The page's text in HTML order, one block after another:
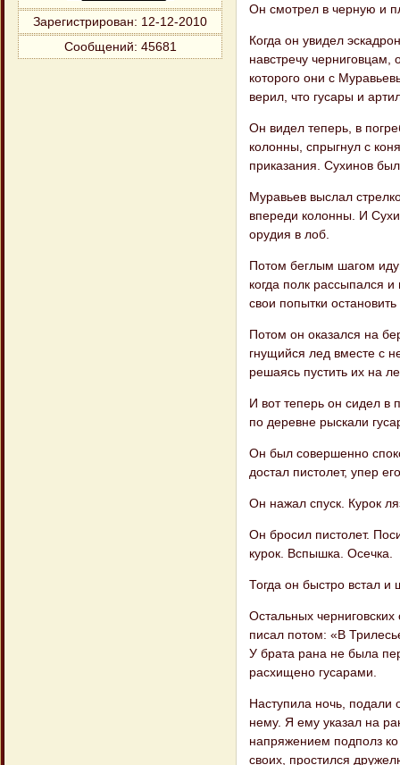
Зарегистрирован: 12-12-2010
Сообщений: 45681
Он смотрел в черную и
Когда он увидел
навстречу
которого они с
верил, что гусары и
Он видел теперь, в
колонны, спрыгнул с
приказания. Сухинов
Муравьев выслал
впереди ко​лонны. И
орудия в лоб.
Потом беглым шагом
когда полк рассыпался
свои попытки
Потом он оказался на
гнущийся лед вместе с
решаясь пустить их на
И вот теперь он сидел в
по деревне рыскали
Он был совершенно
достал пистолет, упер
Он нажал спуск. Курок
Он бросил пистолет.
курок. Вспыш​ка. Осечка.
Тогда он быстро встал и
Остальных
писал потом: «В
У брата рана не была
расхищено гусарами.
Наступила ночь, подали
нему. Я ему указал на
напряжением подполз
своих, простился